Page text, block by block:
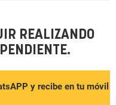
REALIZANDO
y recibe en tu móvil